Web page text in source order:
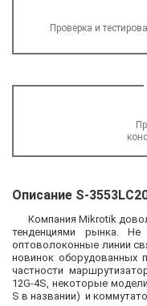
Проверка и
Описание S-
Компания Mikrotik
тенденциями рынка.
оптоволоконные линии
новинок оборудованных
частности
12G-4S, некоторые
S в названии) и